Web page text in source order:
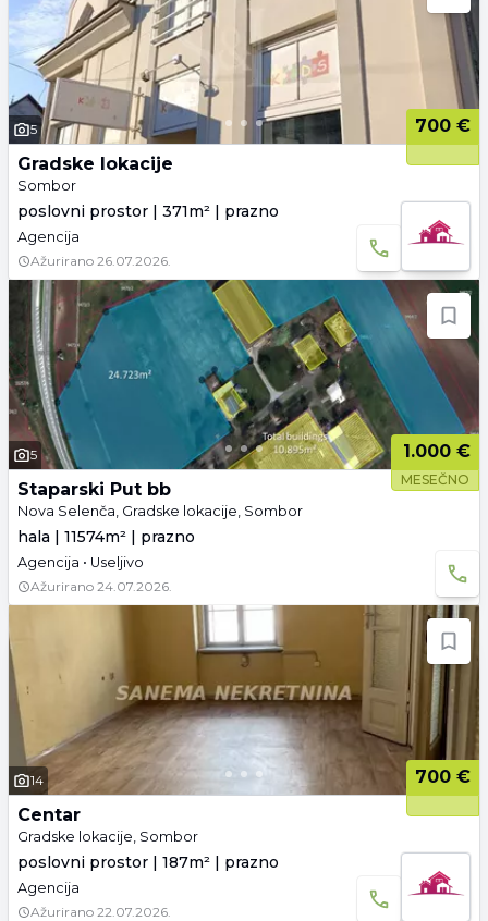
5
700 €
Gradske lokacije
Sombor
poslovni prostor | 371m² | prazno
Agencija
Ažurirano 26.07.2026.
5 1.000 €
MESEČNO
Staparski Put bb
Nova Selenča, Gradske lokacije, Sombor
hala | 11574m² | prazno
Agencija • Useljivo
Ažurirano 24.07.2026.
14
700 €
Centar
Gradske lokacije, Sombor
poslovni prostor | 187m² | prazno
Agencija
Ažurirano 22.07.2026.